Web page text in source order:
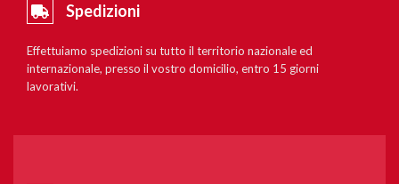
Spedizioni
Effettuiamo spedizioni su tutto il territorio nazionale ed
internazionale, presso il vostro domicilio, entro 15 giorni
lavorativi.